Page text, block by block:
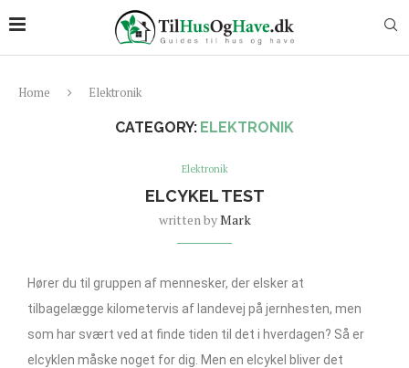
Home Elektronik
CATEGORY: ELEKTRONIK
Elektronik
ELCYKEL TEST
written byMark
Hører du til gruppen af mennesker, der elsker at
tilbagelægge kilometervis af landevej på jernhesten, men
som har svært ved at finde tiden til det i hverdagen? Så er
elcyklen måske noget for dig. Men en elcykel bliver det